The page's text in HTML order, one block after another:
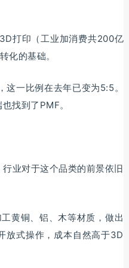
打印（工业加消费共200亿
化的基础。
一比例在去年已变为5:5。
找到了PMF。
业对于这个品类的前景依旧
黄铜、铝、木等材质，做出
放式操作，成本自然高于3D